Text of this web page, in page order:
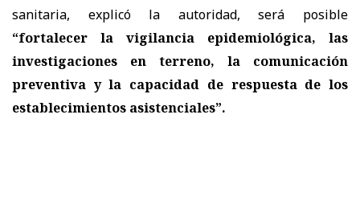
sanitaria, explicó la autoridad, será posible
“fortalecer la vigilancia epidemiológica, las
investigaciones en terreno, la comunicación
preventiva y la capacidad de respuesta de los
establecimientos asistenciales”.